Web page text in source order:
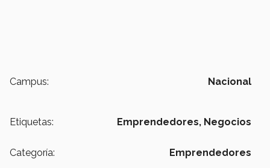
Campus: Nacional
Etiquetas: Emprendedores, Negocios
Categoría: Emprendedores